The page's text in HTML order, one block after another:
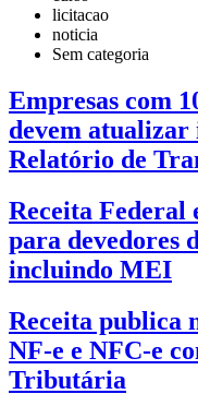
licitacao
noticia
Sem categoria
Empresas com
devem atualizar
Relatório de
Receita Federal
para devedores
incluindo MEI
Receita publica
NF-e e NFC-e
Tributária